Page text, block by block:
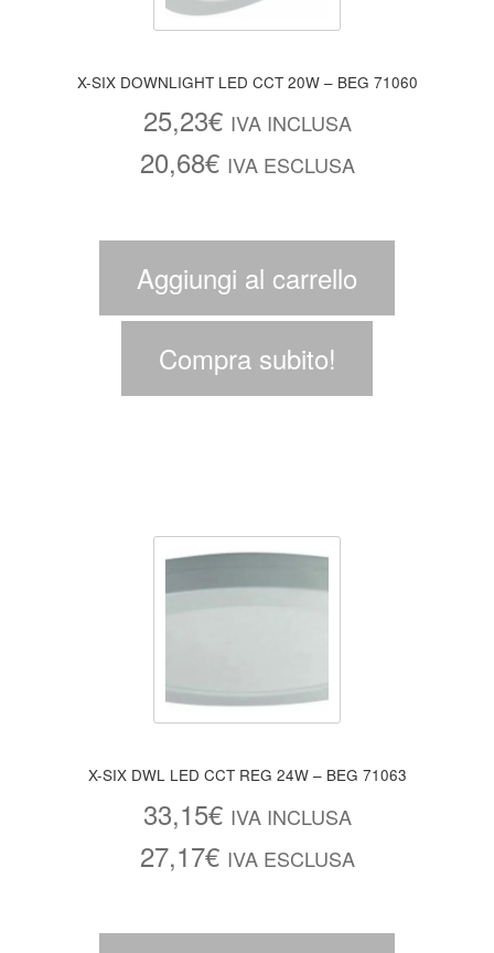
X-SIX DOWNLIGHT LED CCT 20W – BEG 71060
25,23€ IVA INCLUSA
20,68€ IVA ESCLUSA
Aggiungi al carrello
Compra subito!
X-SIX DWL LED CCT REG 24W – BEG 71063
33,15€ IVA INCLUSA
27,17€ IVA ESCLUSA